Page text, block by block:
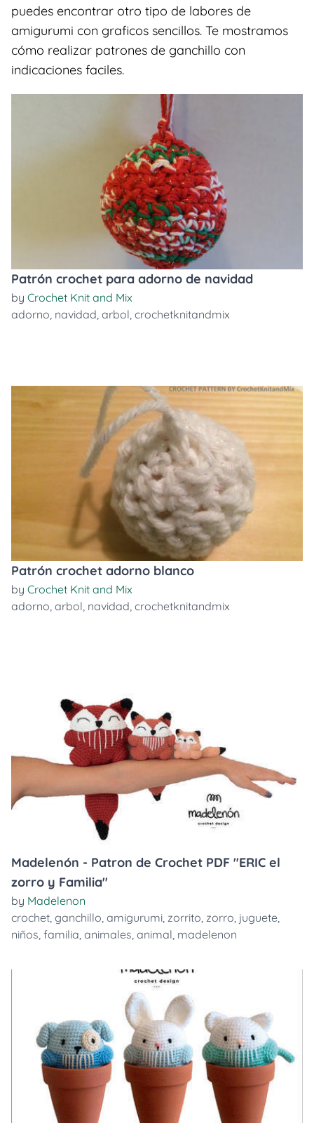
puedes encontrar otro tipo de labores de
amigurumi con graficos sencillos. Te mostramos
cómo realizar patrones de ganchillo con
indicaciones faciles.
Patrón crochet para adorno de navidad
by Crochet Knit and Mix
adorno, navidad, arbol, crochetknitandmix
Patrón crochet adorno blanco
by Crochet Knit and Mix
adorno, arbol, navidad, crochetknitandmix
Madelenón - Patron de Crochet PDF "ERIC el
zorro y Familia"
by Madelenon
crochet, ganchillo, amigurumi, zorrito, zorro, juguete,
niños, familia, animales, animal, madelenon